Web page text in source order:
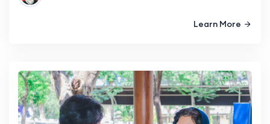
Learn More